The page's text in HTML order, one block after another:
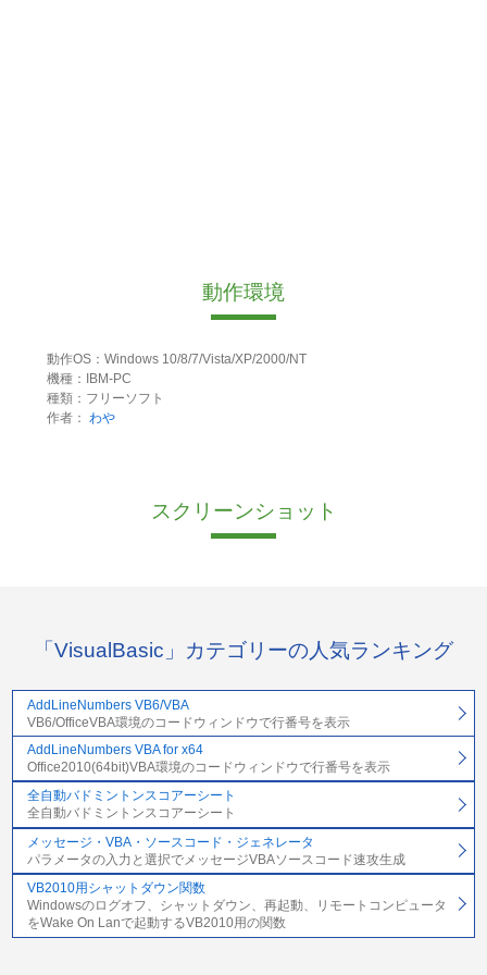
動作環境
動作OS：Windows 10/8/7/Vista/XP/2000/NT
機種：IBM-PC
種類：フリーソフト
作者： わや
スクリーンショット
「VisualBasic」カテゴリーの人気ランキング
AddLineNumbers VB6/VBA
VB6/OfficeVBA環境のコードウィンドウで行番号を表示
AddLineNumbers VBA for x64
Office2010(64bit)VBA環境のコードウィンドウで行番号を表示
全自動バドミントンスコアーシート
全自動バドミントンスコアーシート
メッセージ・VBA・ソースコード・ジェネレータ
パラメータの入力と選択でメッセージVBAソースコード速攻生成
VB2010用シャットダウン関数
Windowsのログオフ、シャットダウン、再起動、リモートコンピュータ
をWake On Lanで起動するVB2010用の関数